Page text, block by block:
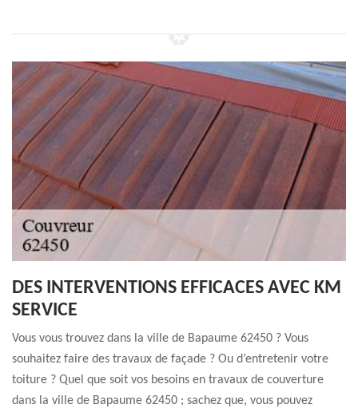
DES INTERVENTIONS EFFICACES AVEC KM
SERVICE
Vous vous trouvez dans la ville de Bapaume 62450 ? Vous
souhaitez faire des travaux de façade ? Ou d’entretenir votre
toiture ? Quel que soit vos besoins en travaux de couverture
dans la ville de Bapaume 62450 ; sachez que, vous pouvez